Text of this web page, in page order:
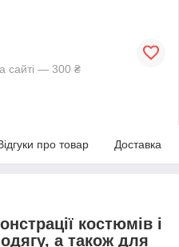
сайті — 300 ₴
про товар Доставка
костюмів і
а також для